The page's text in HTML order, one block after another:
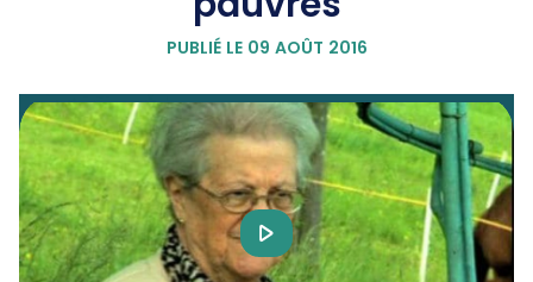
PUBLIÉ LE 09 AOÛT 2016
Play
Video